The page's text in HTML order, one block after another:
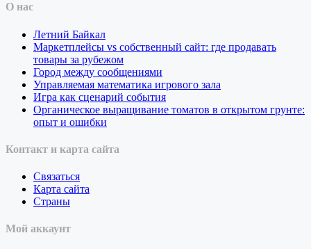
О нас
Летний Байкал
Маркетплейсы vs собственный сайт: где продавать
товары за рубежом
Город между сообщениями
Управляемая математика игрового зала
Игра как сценарий события
Органическое выращивание томатов в открытом грунте:
опыт и ошибки
Контакт и карта сайта
Связаться
Карта сайта
Страны
Мой аккаунт